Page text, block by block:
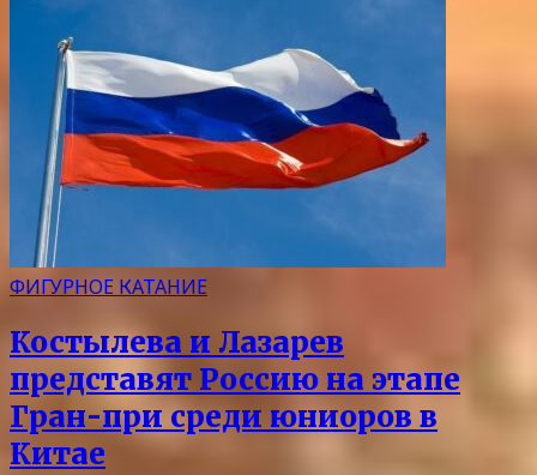
ФИГУРНОЕ КАТАНИЕ
Костылева и Лазарев
представят Россию на этапе
Гран-при среди юниоров в
Китае